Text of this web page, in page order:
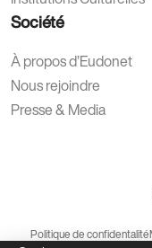
Société
À propos d’Eudonet
Nous rejoindre
Presse & Media
Politique de confidentalité